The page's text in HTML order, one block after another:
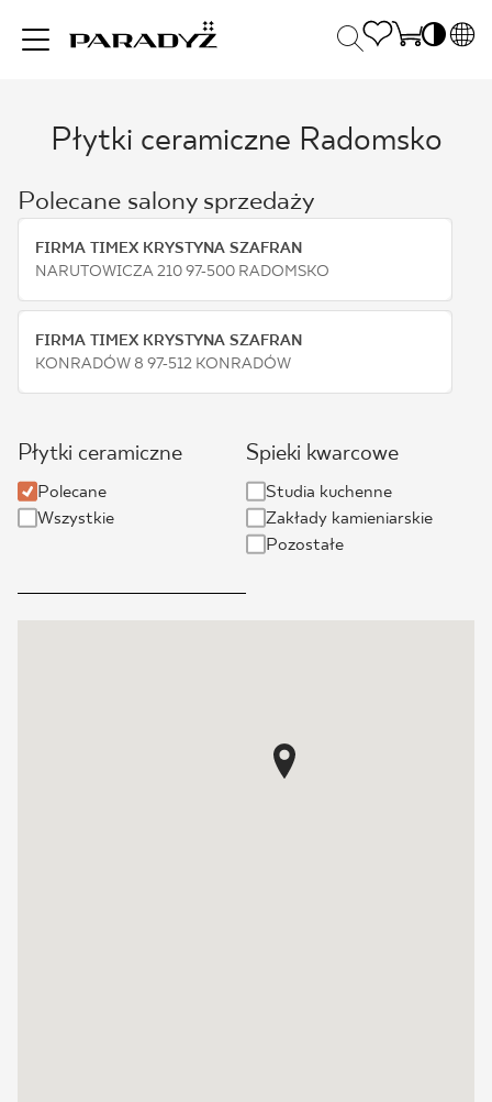
INSPIRACJE
PRODUKTY
KOLEKCJE
DLA BIZNESU
BLOG
GDZIE KUPIĆ
Płytki ceramiczne Radomsko
Polecane salony sprzedaży
FIRMA TIMEX KRYSTYNA SZAFRAN
NARUTOWICZA 210 97-500 RADOMSKO
FIRMA TIMEX KRYSTYNA SZAFRAN
KONRADÓW 8 97-512 KONRADÓW
Płytki ceramiczne
Polecane
Wszystkie
Spieki kwarcowe
Studia kuchenne
Zakłady kamieniarskie
Pozostałe